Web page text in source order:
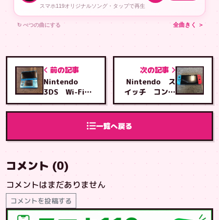
スマホ119オリジナルソング・タップで再生
↻ べつの曲にする 全曲きく ＞
前の記事
Nintendo
3DS Wi-Fi基
板コネクター修
理
一覧へ戻る
次の記事
Nintendo ス
イッチ コント
ローラーホルダ
ーレール交換修
コメント (0)
コメントはまだありません
コメントを投稿する